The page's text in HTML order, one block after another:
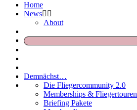
Home
News
About
Demnächst…
Die Fliegercommunity 2.0
Memberships & Fliegertouren
Briefing Pakete